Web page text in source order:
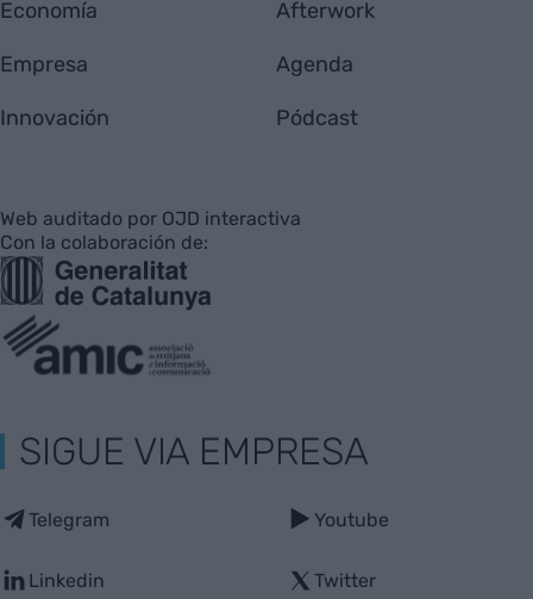
Economía
Empresa
Innovación
Afterwork
Agenda
Pódcast
Web auditado por OJD interactiva
Con la colaboración de:
SIGUE VIA EMPRESA
Telegram
Linkedin
Youtube
Twitter